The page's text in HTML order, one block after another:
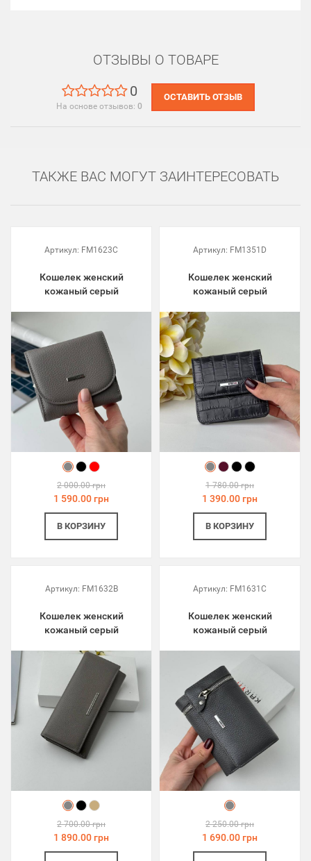
ОТЗЫВЫ О ТОВАРЕ
0
На основе отзывов: 0
ОСТАВИТЬ ОТЗЫВ
ТАКЖЕ ВАС МОГУТ ЗАИНТЕРЕСОВАТЬ
Артикул: FM1623C
Кошелек женский
кожаный серый
2 000.00 грн
1 590.00 грн
В КОРЗИНУ
Артикул: FM1351D
Кошелек женский
кожаный серый
1 780.00 грн
1 390.00 грн
В КОРЗИНУ
Артикул: FM1632B
Кошелек женский
кожаный серый
2 700.00 грн
1 890.00 грн
Артикул: FM1631C
Кошелек женский
кожаный серый
2 250.00 грн
1 690.00 грн